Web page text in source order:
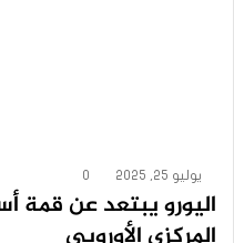
يوليو 25, 2025 0
اليورو يبتعد عن قمة